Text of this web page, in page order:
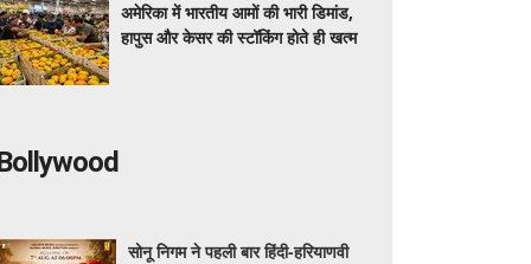
अमेरिका में भारतीय आमों की भारी डिमांड,
हापुस और केसर की स्टॉकिंग होते ही खत्म
सोनू निगम ने पहली बार हिंदी-हरियाणवी